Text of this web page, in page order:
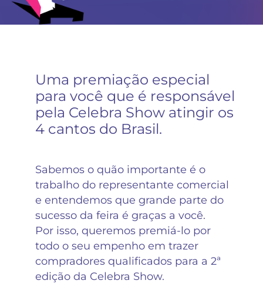
Uma premiação especial
para você que é responsável
pela Celebra Show atingir os
4 cantos do Brasil.
Sabemos o quão importante é o
trabalho do representante comercial
e entendemos que grande parte do
sucesso da feira é graças a você.
Por isso, queremos premiá-lo por
todo o seu empenho em trazer
compradores qualificados para a 2ª
edição da Celebra Show.